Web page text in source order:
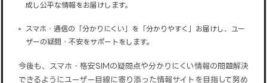
成し公平な情報をお届けします。
スマホ・通信の「分かりにくい」を「分かりやすく」お届けし、ユー
ザーの疑問・不安をサポートをします。
今後も、スマホ・格安SIMの疑問点や分かりにくい情報の問題解決
できるようにユーザー目線に寄り添った情報サイトを目指して努め